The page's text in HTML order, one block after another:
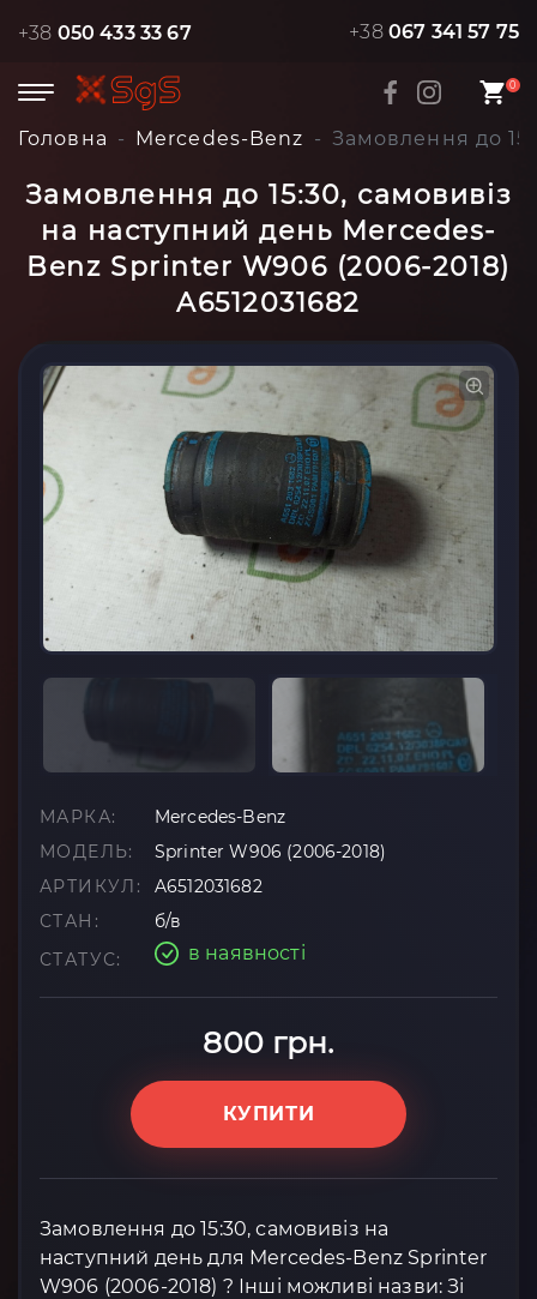
+38 050 433 33 67 +38 067 341 57 75
0
Головна Mercedes-Benz Замовлення до
Замовлення до 15:30, самовивіз
на наступний день Mercedes-
Benz Sprinter W906 (2006-2018)
A6512031682
МАРКА:
Mercedes-Benz
МОДЕЛЬ:
Sprinter W906 (2006-2018)
АРТИКУЛ:
A6512031682
СТАН:
б/в
СТАТУС:
в наявності
800 грн.
КУПИТИ
Замовлення до 15:30, самовивіз на
наступний день для Mercedes-Benz Sprinter
W906 (2006-2018) ? Інші можливі назви: Зі